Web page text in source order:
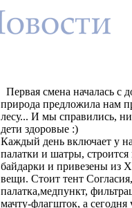
Первая смена началась с
природа предложила нам
лесу... И мы справились,
дети здоровые :)
Каждый день включает у
палатки и шатры,
байдарки и привезены из
вещи. Стоит тент
палатка,медпункт,
мачту-флагшток, а